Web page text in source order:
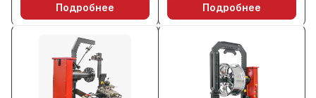
Подробнее Подробнее